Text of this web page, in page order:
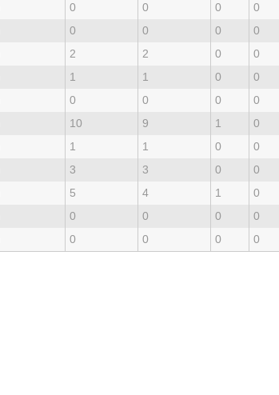
0 0 0 0
0 0 0 0
2 2 0 0
1 1 0 0
0 0 0 0
10 9 1 0
1 1 0 0
3 3 0 0
5 4 1 0
0 0 0 0
0 0 0 0